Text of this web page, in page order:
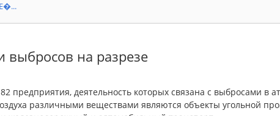
выбросов на разрезе
предприятия, деятельность которых связана с выбросами в
различными веществами являются объекты угольной